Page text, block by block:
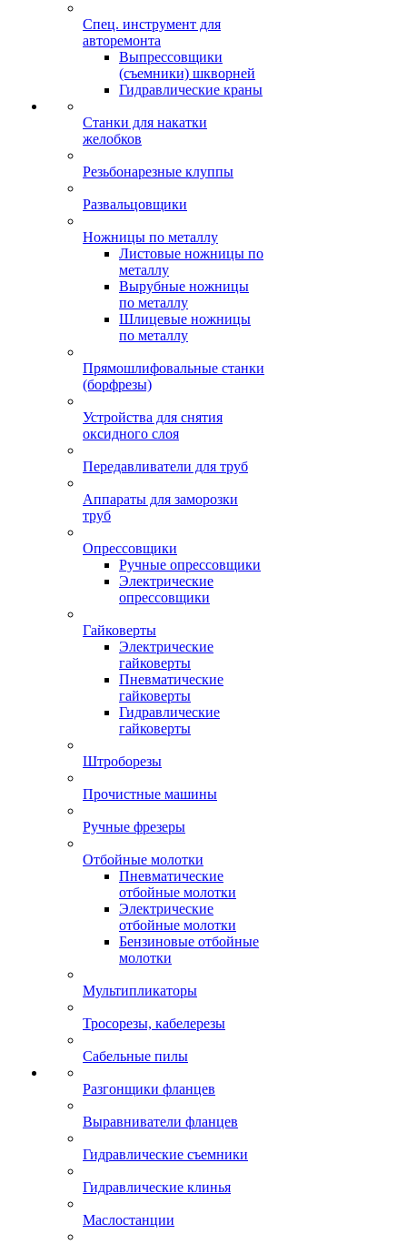
Спец. инструмент для
авторемонта
Выпрессовщики
(съемники) шкворней
Гидравлические краны
Станки для накатки
желобков
Резьбонарезные клуппы
Развальцовщики
Ножницы по металлу
Листовые ножницы по
металлу
Вырубные ножницы
по металлу
Шлицевые ножницы
по металлу
Прямошлифовальные станки
(борфрезы)
Устройства для снятия
оксидного слоя
Передавливатели для труб
Аппараты для заморозки
труб
Опрессовщики
Ручные опрессовщики
Электрические
опрессовщики
Гайковерты
Электрические
гайковерты
Пневматические
гайковерты
Гидравлические
гайковерты
Штроборезы
Прочистные машины
Ручные фрезеры
Отбойные молотки
Пневматические
отбойные молотки
Электрические
отбойные молотки
Бензиновые отбойные
молотки
Мультипликаторы
Тросорезы, кабелерезы
Сабельные пилы
Разгонщики фланцев
Выравниватели фланцев
Гидравлические съемники
Гидравлические клинья
Маслостанции